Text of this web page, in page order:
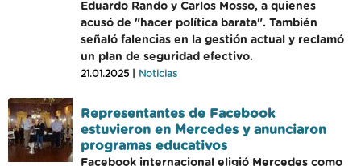
Eduardo Rando y Carlos Mosso, a quienes
acusó de "hacer política barata". También
señaló falencias en la gestión actual y reclamó
un plan de seguridad efectivo.
21.01.2025 | Noticias
Representantes de Facebook
estuvieron en Mercedes y anunciaron
programas educativos
Facebook internacional eligió Mercedes como